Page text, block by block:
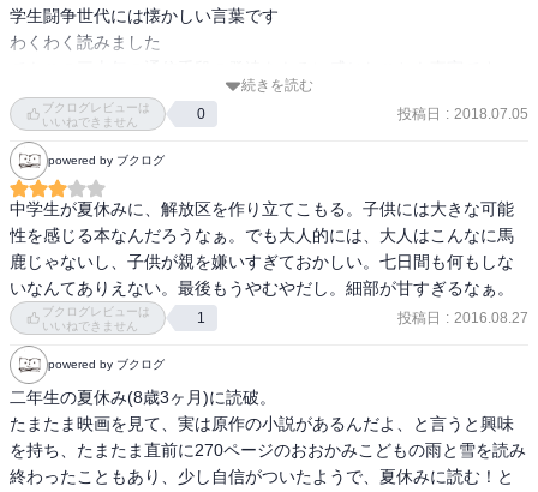
学生闘争世代には懐かしい言葉です
わくわく読みました
≪　よく聞けよ　勝手な大人よ　上を向け　≫
続きを読む
ブクログレビューは
いいねできません
0 投稿日 : 2018.07.05
powered by ブクログ
中学生が夏休みに、解放区を作り立てこもる。子供には大きな可能
性を感じる本なんだろうなぁ。でも大人的には、大人はこんなに馬
鹿じゃないし、子供が親を嫌いすぎておかしい。七日間も何もしな
いなんてありえない。最後もうやむやだし。細部が甘すぎるなぁ。
ブクログレビューは
いいねできません
1 投稿日 : 2016.08.27
powered by ブクログ
二年生の夏休み(8歳3ヶ月)に読破。
たまたま映画を見て、実は原作の小説があるんだよ、と言うと興味
を持ち、たまたま直前に270ページのおおかみこどもの雨と雪を読み
終わったこともあり、少し自信がついたようで、夏休みに読む！と